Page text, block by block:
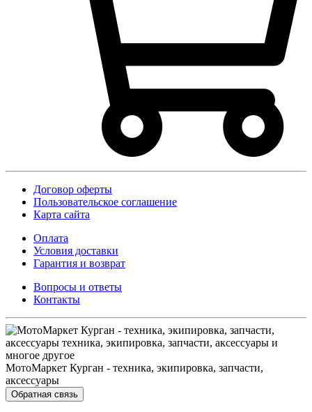
Договор оферты
Пользовательское соглашение
Карта сайта
Оплата
Условия доставки
Гарантия и возврат
Вопросы и ответы
Контакты
МотоМаркет Курган - техника, экипировка, запчасти,
аксессуары
Обратная связь